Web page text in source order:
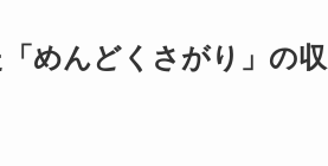
めんどくさがり」の収